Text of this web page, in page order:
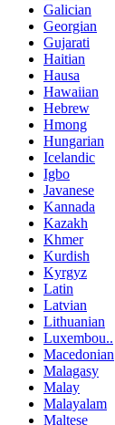
Galician
Georgian
Gujarati
Haitian
Hausa
Hawaiian
Hebrew
Hmong
Hungarian
Icelandic
Igbo
Javanese
Kannada
Kazakh
Khmer
Kurdish
Kyrgyz
Latin
Latvian
Lithuanian
Luxembou..
Macedonian
Malagasy
Malay
Malayalam
Maltese